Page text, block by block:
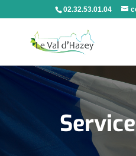
02.32.53.01.04